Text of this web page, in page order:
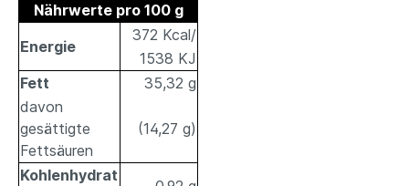
Nährwerte pro 100 g
Energie
372 Kcal/
1538 KJ
Fett
35,32 g
davon
gesättigte
Fettsäuren
(14,27 g)
Kohlenhydrat